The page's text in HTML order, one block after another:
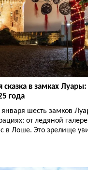
сказка в замках
года
шесть замков
от ледяной
в Лоше. Это зрелище